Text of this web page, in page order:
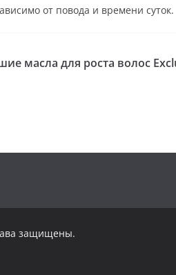
от повода и времени суток.
масла для роста волос
защищены.